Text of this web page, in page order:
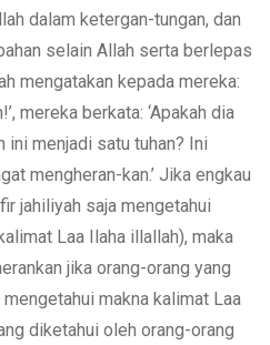
dalam ketergan-tungan, dan
selain Allah serta berlepas
mengatakan kepada mereka:
mereka berkata: ‘Apakah dia
ini menjadi satu tuhan? Ini
mengheran-kan.’ Jika engkau
jahiliyah saja mengetahui
Laa Ilaha illallah), maka
jika orang-orang yang
makna kalimat Laa
diketahui oleh orang-orang